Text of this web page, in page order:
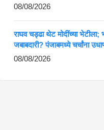
08/08/2026
राघव चड्ढा थेट मोदींच्या भेटीला;
जबाबदारी? पंजाबमध्ये चर्चांना
08/08/2026